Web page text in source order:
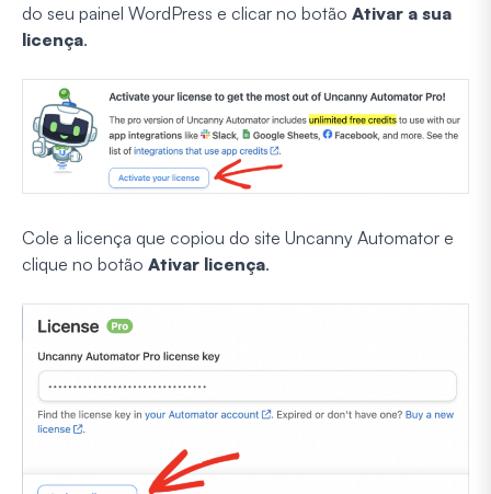
do seu painel WordPress e clicar no botão Ativar a sua
licença.
Cole a licença que copiou do site Uncanny Automator e
clique no botão Ativar licença.